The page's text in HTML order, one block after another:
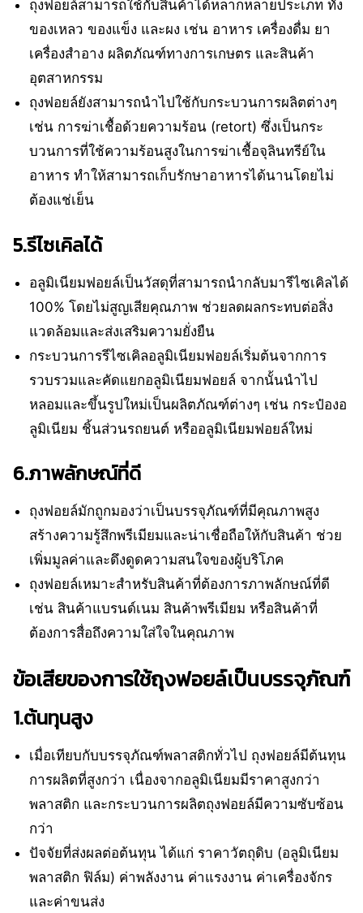
ถุงฟอยล์สามารถใช้กับสินค้าได้หลากหลายประเภท ทั้ง
ของเหลว ของแข็ง และผง เช่น อาหาร เครื่องดื่ม ยา
เครื่องสำอาง ผลิตภัณฑ์ทางการเกษตร และสินค้า
อุตสาหกรรม
ถุงฟอยล์ยังสามารถนำไปใช้กับกระบวนการผลิตต่างๆ
เช่น การฆ่าเชื้อด้วยความร้อน (retort) ซึ่งเป็นกระ
บวนการที่ใช้ความร้อนสูงในการฆ่าเชื้อจุลินทรีย์ใน
อาหาร ทำให้สามารถเก็บรักษาอาหารได้นานโดยไม่
ต้องแช่เย็น
5.รีไซเคิลได้
อลูมิเนียมฟอยล์เป็นวัสดุที่สามารถนำกลับมารีไซเคิลได้
100% โดยไม่สูญเสียคุณภาพ ช่วยลดผลกระทบต่อสิ่ง
แวดล้อมและส่งเสริมความยั่งยืน
กระบวนการรีไซเคิลอลูมิเนียมฟอยล์เริ่มต้นจากการ
รวบรวมและคัดแยกอลูมิเนียมฟอยล์ จากนั้นนำไป
หลอมและขึ้นรูปใหม่เป็นผลิตภัณฑ์ต่างๆ เช่น กระป๋องอ
ลูมิเนียม ชิ้นส่วนรถยนต์ หรืออลูมิเนียมฟอยล์ใหม่
6.ภาพลักษณ์ที่ดี
ถุงฟอยล์มักถูกมองว่าเป็นบรรจุภัณฑ์ที่มีคุณภาพสูง
สร้างความรู้สึกพรีเมียมและน่าเชื่อถือให้กับสินค้า ช่วย
เพิ่มมูลค่าและดึงดูดความสนใจของผู้บริโภค
ถุงฟอยล์เหมาะสำหรับสินค้าที่ต้องการภาพลักษณ์ที่ดี
เช่น สินค้าแบรนด์เนม สินค้าพรีเมียม หรือสินค้าที่
ต้องการสื่อถึงความใส่ใจในคุณภาพ
ข้อเสียของการใช้ถุงฟอยล์เป็นบรรจุภัณฑ์
1.ต้นทุนสูง
เมื่อเทียบกับบรรจุภัณฑ์พลาสติกทั่วไป ถุงฟอยล์มีต้นทุน
การผลิตที่สูงกว่า เนื่องจากอลูมิเนียมมีราคาสูงกว่า
พลาสติก และกระบวนการผลิตถุงฟอยล์มีความซับซ้อน
กว่า
ปัจจัยที่ส่งผลต่อต้นทุน ได้แก่ ราคาวัตถุดิบ (อลูมิเนียม
พลาสติก ฟิล์ม) ค่าพลังงาน ค่าแรงงาน ค่าเครื่องจักร
และค่าขนส่ง